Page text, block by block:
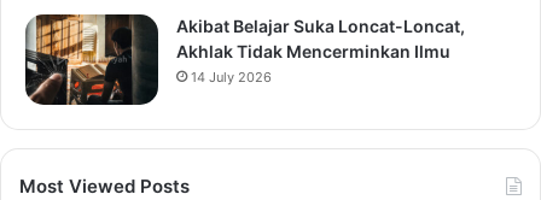
Akibat Belajar Suka Loncat-Loncat,
Akhlak Tidak Mencerminkan Ilmu
14 July 2026
Most Viewed Posts